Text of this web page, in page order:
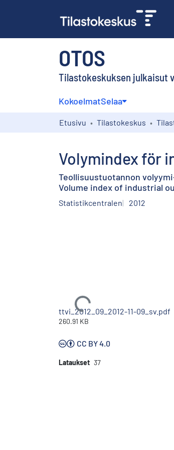
OTOS
Tilastokeskuksen julkaisut
KokoelmatSelaa
Etusivu Tilastokeskus
Volymindex för
Teollisuustuotannon
Volume index of industrial
Statistikcentralen 2012
Ladataan...
ttvi_2012_09_2012-11-09_sv.pdf
260.91 KB
CC BY 4.0
Lataukset 37